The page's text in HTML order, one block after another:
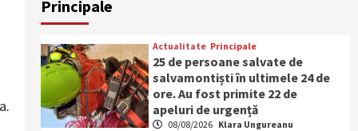
Principale
Actualitate Principale
25 de persoane salvate de
salvamontiști în ultimele 24 de
ore. Au fost primite 22 de
apeluri de urgență
08/08/2026 Klara Ungureanu